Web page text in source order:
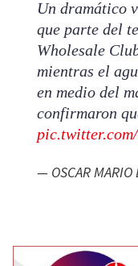
Un dramático
que parte del
Wholesale
mientras el
en medio del
confirmaron
— OSCAR